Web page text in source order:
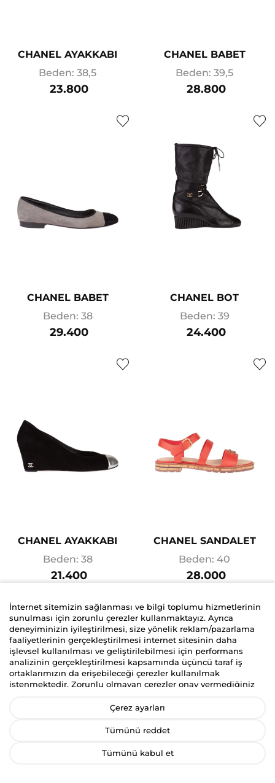
CHANEL AYAKKABI
Beden: 38,5
23.800
CHANEL BABET
Beden: 39,5
28.800
CHANEL BABET
Beden: 38
29.400
CHANEL BOT
Beden: 39
24.400
CHANEL AYAKKABI
Beden: 38
21.400
CHANEL SANDALET
Beden: 40
28.000
İnternet sitemizin sağlanması ve bilgi toplumu hizmetlerinin
sunulması için zorunlu çerezler kullanmaktayız. Ayrıca
deneyiminizin iyileştirilmesi, size yönelik reklam/pazarlama
faaliyetlerinin gerçekleştirilmesi internet sitesinin daha
işlevsel kullanılması ve geliştirilebilmesi için performans
analizinin gerçekleştirilmesi kapsamında üçüncü taraf iş
ortaklarımızın da erişebileceği çerezler kullanılmak
istenmektedir. Zorunlu olmayan çerezler onay vermediğiniz
yönelik reklam/pazarlama faaliyetlerinin gerçekleştirilmesi,
(gizlilik tercihiniz hariç olmak üzere diğer tercihlerinizin siteye
işlenmesini kabul ediyorsanız“Kabul Et
Çerez ayarları
Tümünü reddet
Tümünü kabul et